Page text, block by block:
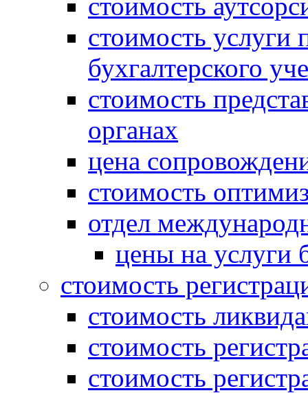
стоимость услуги
бухгалтерского
стоимость
органах
цена
стоимость
отдел
цены на услуги
стоимость
стоимость
стоимость
стоимость